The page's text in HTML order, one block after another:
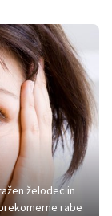
želodec in
rabe